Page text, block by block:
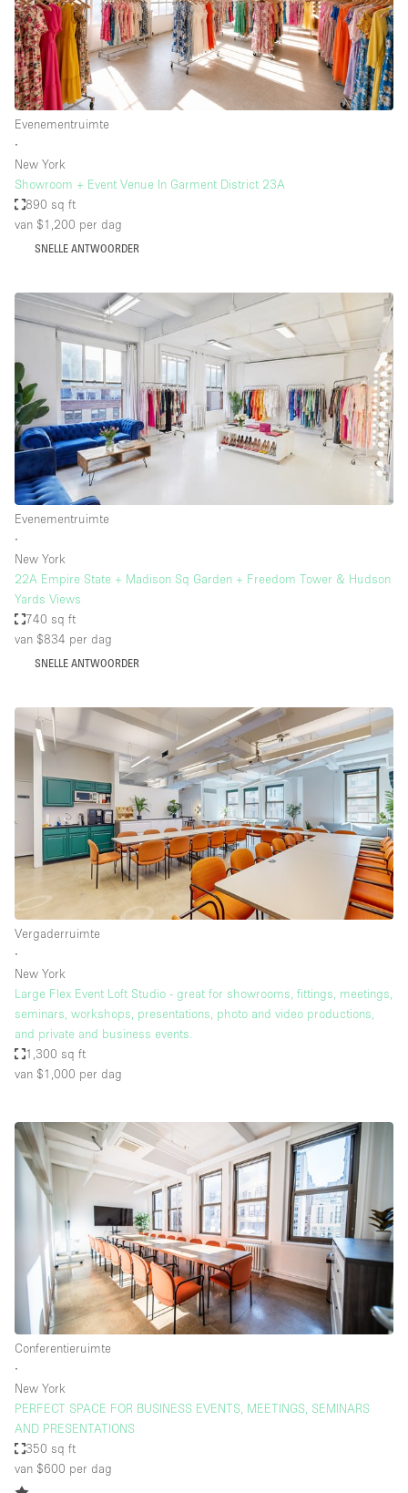
Evenementruimte
∙
New York
Showroom + Event Venue In Garment District 23A
890 sq ft
van $1,200 per dag
SNELLE ANTWOORDER
Evenementruimte
∙
New York
22A Empire State + Madison Sq Garden + Freedom Tower & Hudson
Yards Views
740 sq ft
van $834 per dag
SNELLE ANTWOORDER
Vergaderruimte
∙
New York
Large Flex Event Loft Studio - great for showrooms, fittings, meetings,
seminars, workshops, presentations, photo and video productions,
and private and business events.
1,300 sq ft
van $1,000 per dag
Conferentieruimte
∙
New York
PERFECT SPACE FOR BUSINESS EVENTS, MEETINGS, SEMINARS
AND PRESENTATIONS
350 sq ft
van $600 per dag